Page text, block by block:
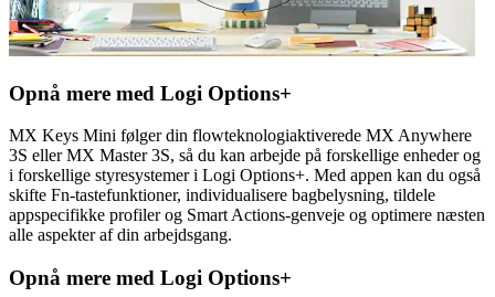
Opnå mere med Logi Options+
MX Keys Mini følger din flowteknologiaktiverede MX Anywhere
3S eller MX Master 3S, så du kan arbejde på forskellige enheder og
i forskellige styresystemer i Logi Options+. Med appen kan du også
skifte Fn-tastefunktioner, individualisere bagbelysning, tildele
appspecifikke profiler og Smart Actions-genveje og optimere næsten
alle aspekter af din arbejdsgang.
Opnå mere med Logi Options+